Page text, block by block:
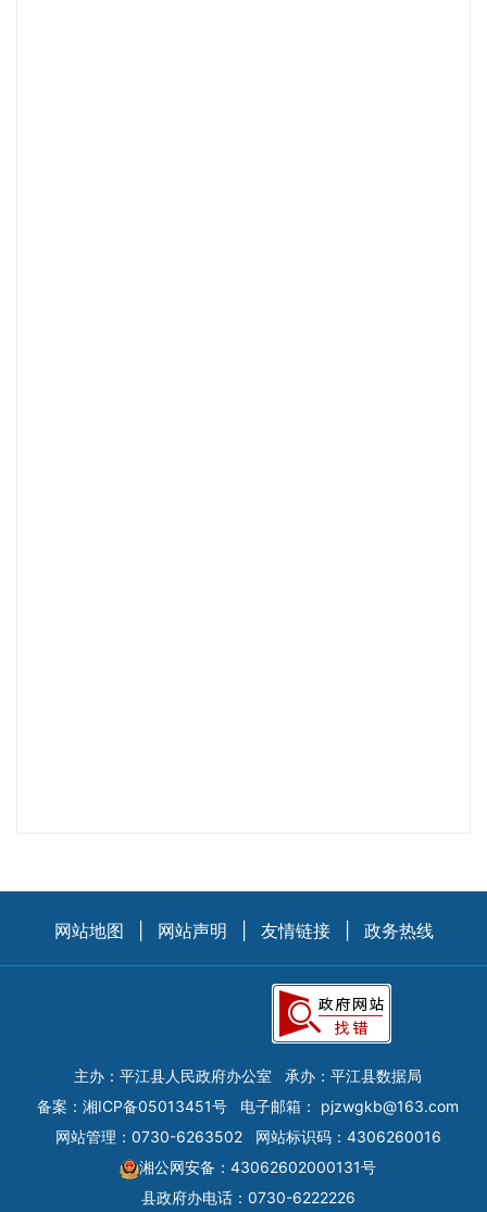
网站地图 网站声明 友情链接 政务热线
主办：平江县人民政府办公室
承办：平江县数据局
备案： 湘ICP备05013451号 电子邮箱： pjzwgkb@163.com
网站管理：0730-6263502
网站标识码：4306260016
湘公网安备：43062602000131号
县政府办电话：0730-6222226